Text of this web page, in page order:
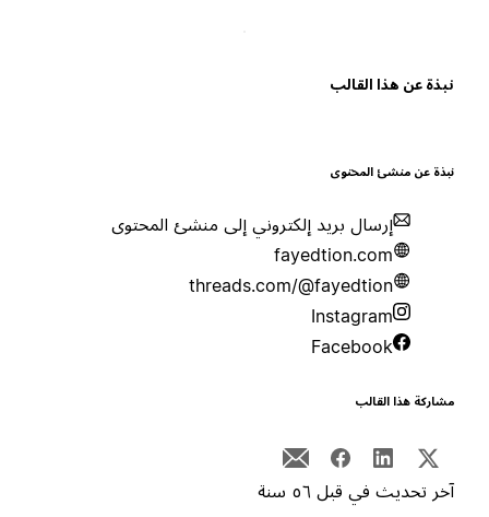
عن هذا القالب
عن منشئ المحتوى
إرسال بريد إلكتروني إلى منشئ المحتوى
fayedtion.com
threads.com/@fayedtion
Instagram
Facebook
هذا القالب
تحديث في قبل ٥٦ سنة